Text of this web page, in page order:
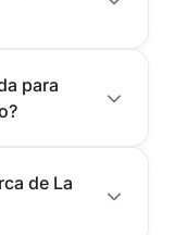
para
de La